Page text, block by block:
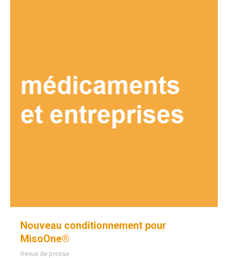
Nouveau conditionnement pour
MisoOne®
Revue de presse